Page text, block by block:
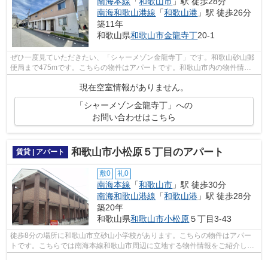
南海和歌山港線 「和歌山港 」駅 徒歩26分
築11年
和歌山県和歌山市金龍寺丁20-1
ぜひ一度見ていただきたい、「シャーメゾン金龍寺丁」です。和歌山砂山郵
便局まで475mです。こちらの物件はアパートです。和歌山市内の物件情報
現在空室情報がありません。
「シャーメゾン金龍寺丁」への
お問い合わせはこちら
賃貸 | アパート 和歌山市小松原５丁目のアパート
敷0 礼0
南海本線 「和歌山市 」駅 徒歩30分
南海和歌山港線 「和歌山港 」駅 徒歩28分
築20年
和歌山県和歌山市小松原５丁目3-43
徒歩8分の場所に和歌山市立砂山小学校があります。こちらの物件はアパー
トです。こちらでは南海本線和歌山市周辺に立地する物件情報をご紹介して